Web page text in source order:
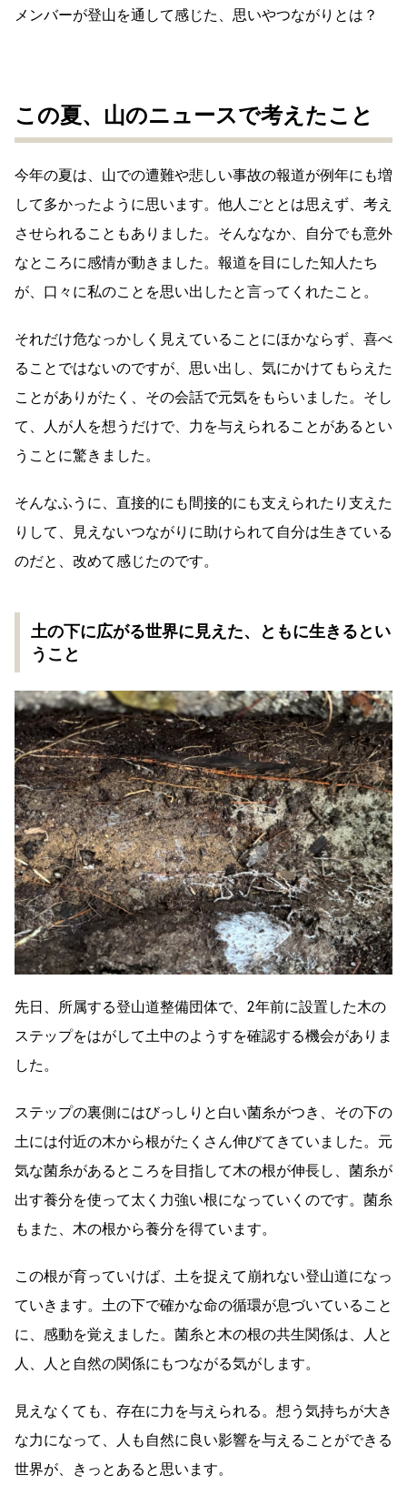
メンバーが登山を通して感じた、思いやつながりとは？
この夏、山のニュースで考えたこと
今年の夏は、山での遭難や悲しい事故の報道が例年にも増
して多かったように思います。他人ごととは思えず、考え
させられることもありました。そんななか、自分でも意外
なところに感情が動きました。報道を目にした知人たち
が、口々に私のことを思い出したと言ってくれたこと。
それだけ危なっかしく見えていることにほかならず、喜べ
ることではないのですが、思い出し、気にかけてもらえた
ことがありがたく、その会話で元気をもらいました。そし
て、人が人を想うだけで、力を与えられることがあるとい
うことに驚きました。
そんなふうに、直接的にも間接的にも支えられたり支えた
りして、見えないつながりに助けられて自分は生きている
のだと、改めて感じたのです。
土の下に広がる世界に見えた、ともに生きるとい
うこと
先日、所属する登山道整備団体で、2年前に設置した木の
ステップをはがして土中のようすを確認する機会がありま
した。
ステップの裏側にはびっしりと白い菌糸がつき、その下の
土には付近の木から根がたくさん伸びてきていました。元
気な菌糸があるところを目指して木の根が伸長し、菌糸が
出す養分を使って太く力強い根になっていくのです。菌糸
もまた、木の根から養分を得ています。
この根が育っていけば、土を捉えて崩れない登山道になっ
ていきます。土の下で確かな命の循環が息づいていること
に、感動を覚えました。菌糸と木の根の共生関係は、人と
人、人と自然の関係にもつながる気がします。
見えなくても、存在に力を与えられる。想う気持ちが大き
な力になって、人も自然に良い影響を与えることができる
世界が、きっとあると思います。